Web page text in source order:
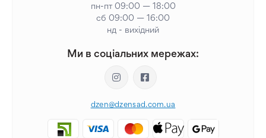
пн-пт 09:00 — 18:00
сб 09:00 — 16:00
нд - вихідний
Ми в соціальних мережах:
dzen@dzensad.com.ua